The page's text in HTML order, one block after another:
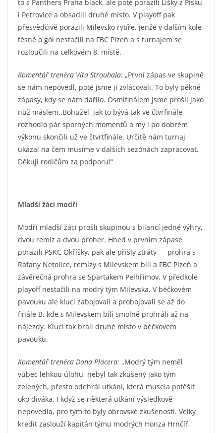
to s Panthers Praha black, ale poté porazili Lišky z Písku
i Petrovice a obsadili druhé místo. V playoff pak
přesvědčivě porazili Milevsko rytíře, jenže v dalším kole
těsně o gól nestačili na FBC Plzeň a s turnajem se
rozloučili na celkovém 8. místě.
Komentář trenéra Víta Strouhala: „První zápas ve skupině
se nám nepovedl, poté jsme ji zvlácovali. To byly pěkné
zápasy, kdy se nám dařilo. Osmifinálem jsme prošli jako
nůž máslem..Bohužel, jak to bývá tak ve čtvrfinále
rozhodlo pár sporných momentů a my i po dobrém
výkonu skončili už ve čtvrtfinále. Určitě nám turnaj
ukázal na čem musíme v dalších sezónách zapracovat.
Děkuji rodičům za podporu!“
Mladší žáci modří
Modří mladší žáci prošli skupinou s bilancí jedné výhry,
dvou remíz a dvou proher. Hned v prvním zápase
porazili PSKC Okříšky, pak ale přišly ztráty — prohra s
Rafany Netolice, remízy s Milevskem bílí a FBC Plzeň a
závěrečná prohra se Spartakem Pelhřimov. V předkole
playoff nestačili na modrý tým Milevska. V béčkovém
pavouku ale kluci zabojovali a probojovali se až do
finále B, kde s Milevskem bílí smolně prohráli až na
nájezdy. Kluci tak brali druhé místo v béčkovém
pavouku.
Komentář trenéra Dana Placera: „Modrý tým neměl
vůbec lehkou úlohu, nebyl tak zkušený jako tým
zelených, přesto odehrál utkání, která musela potěšit
oko diváka. I když se některá utkání výsledkově
nepovedla, pro tým to byly obrovské zkušenosti. Velký
kredit zaslouží kapitán týmu modrých Honza Hrnčíř,